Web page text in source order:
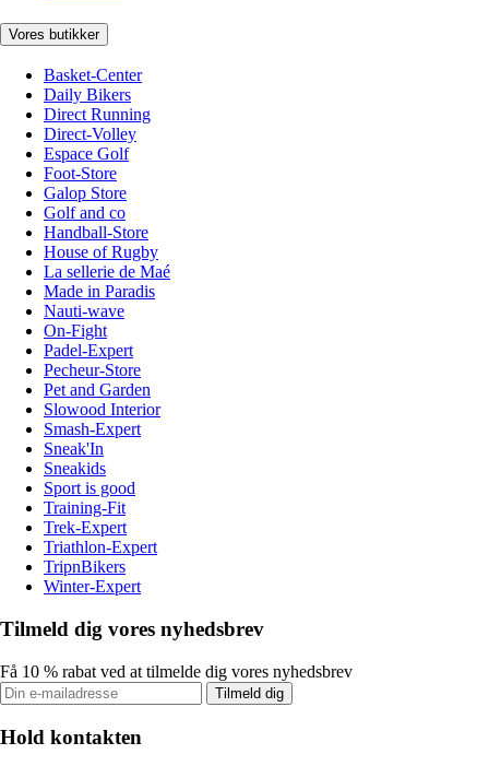
Vores butikker
Basket-Center
Daily Bikers
Direct Running
Direct-Volley
Espace Golf
Foot-Store
Galop Store
Golf and co
Handball-Store
House of Rugby
La sellerie de Maé
Made in Paradis
Nauti-wave
On-Fight
Padel-Expert
Pecheur-Store
Pet and Garden
Slowood Interior
Smash-Expert
Sneak'In
Sneakids
Sport is good
Training-Fit
Trek-Expert
Triathlon-Expert
TripnBikers
Winter-Expert
Tilmeld dig vores nyhedsbrev
Få 10 % rabat ved at tilmelde dig vores nyhedsbrev
Tilmeld dig
Hold kontakten